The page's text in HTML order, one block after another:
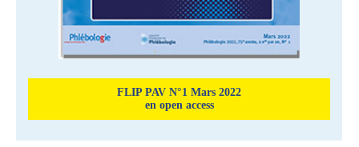
FLIP PAV N°1 Mars 2022
en open access